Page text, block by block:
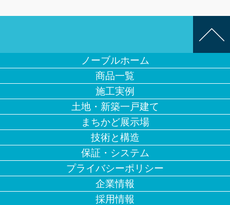
ノーブルホーム
商品一覧
施工実例
土地・新築一戸建て
まちかど展示場
技術と構造
保証・システム
プライバシーポリシー
企業情報
採用情報